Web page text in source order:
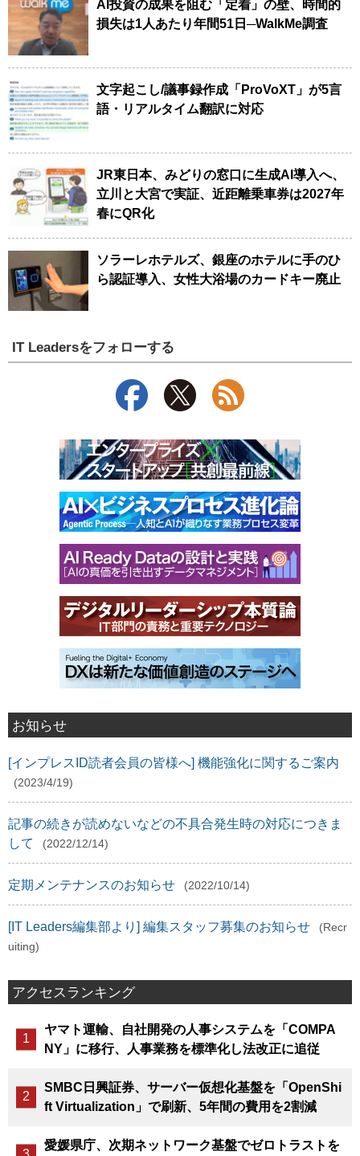
AI投資の成果を阻む「定着」の壁、時間的
損失は1人あたり年間51日─WalkMe調査
文字起こし/議事録作成「ProVoXT」が5言
語・リアルタイム翻訳に対応
JR東日本、みどりの窓口に生成AI導入へ、
立川と大宮で実証、近距離乗車券は2027年
春にQR化
ソラーレホテルズ、銀座のホテルに手のひ
ら認証導入、女性大浴場のカードキー廃止
IT Leadersをフォローする
お知らせ
[インプレスID読者会員の皆様へ] 機能強化に関するご案内
(2023/4/19)
記事の続きが読めないなどの不具合発生時の対応につきま
して
(2022/12/14)
定期メンテナンスのお知らせ (2022/10/14)
[IT Leaders編集部より] 編集スタッフ募集のお知らせ
(Recr
uiting)
アクセスランキング
ヤマト運輸、自社開発の人事システムを「COMPA
NY」に移行、人事業務を標準化し法改正に追従
SMBC日興証券、サーバー仮想化基盤を「OpenShi
ft Virtualization」で刷新、5年間の費用を2割減
愛媛県庁、次期ネットワーク基盤でゼロトラストを